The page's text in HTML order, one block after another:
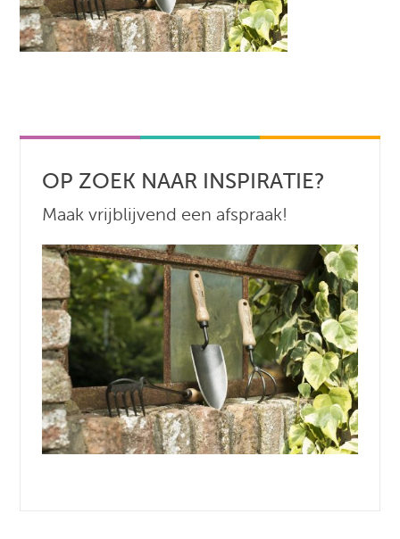
OP ZOEK NAAR INSPIRATIE?
Maak vrijblijvend een afspraak!